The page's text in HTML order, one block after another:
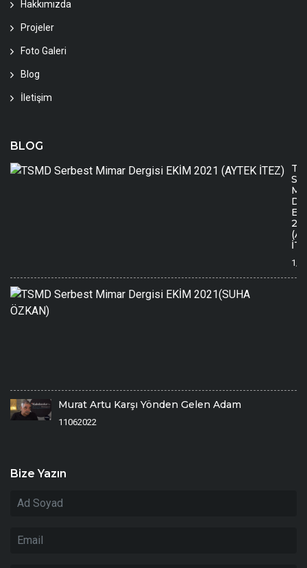
Hakkımızda
Projeler
Foto Galeri
Blog
İletişim
BLOG
1/
Murat Artu Karşı Yönden Gelen Adam
11062022
Bize Yazın